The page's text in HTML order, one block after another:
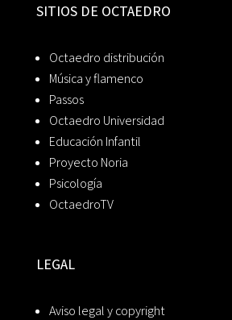
SITIOS DE OCTAEDRO
Octaedro distribución
Música y flamenco
Passos
Octaedro Universidad
Educación Infantil
Proyecto Noria
Psicología
OctaedroTV
LEGAL
Aviso legal y copyright